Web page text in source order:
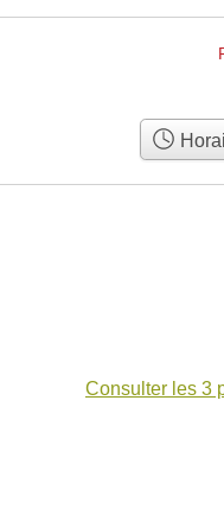
Consulter les 3